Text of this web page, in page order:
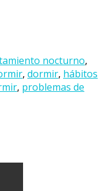
nocturno,
, dormir, hábitos
, problemas de